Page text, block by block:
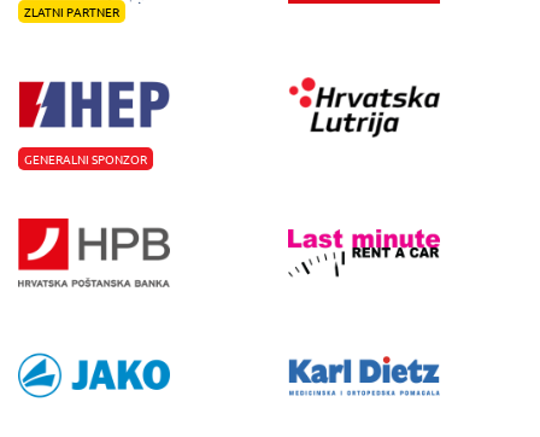
ZLATNI PARTNER
GENERALNI SPONZOR